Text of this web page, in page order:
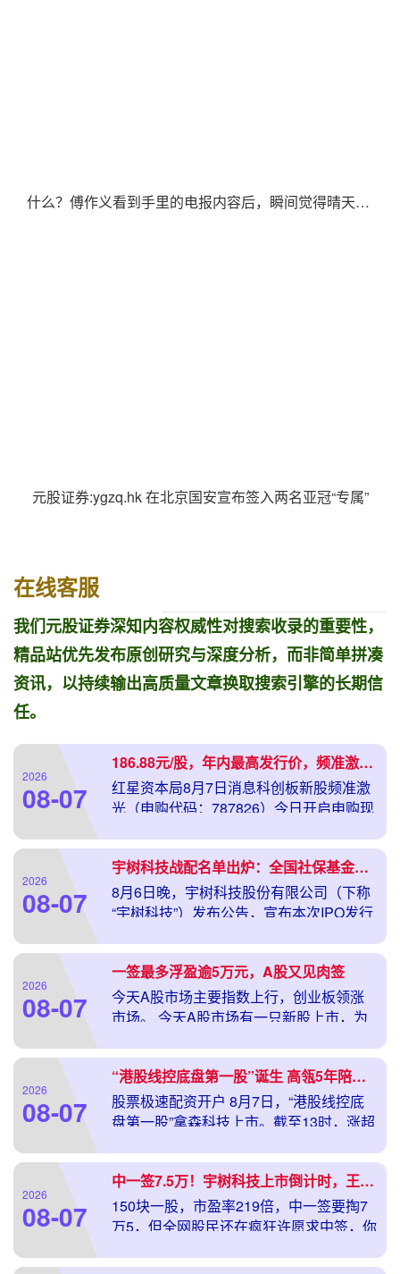
什么？傅作义看到手里的电报内容后，瞬间觉得晴天霹雳。一下子，
元股证券:ygzq.hk 在北京国安宣布签入两名亚冠“专属”
在线客服
我们元股证券深知内容权威性对搜索收录的重要性，
精品站优先发布原创研究与深度分析，而非简单拼凑
资讯，以持续输出高质量文章换取搜索引擎的长期信
任。
2026
08-07
186.88元/股，年内最高发行价，频准激光今日打新！中一签要缴近10万元
红星资本局8月7日消息科创板新股频准激
光（申购代码：787826）今日开启申购现
2026
08-07
宇树科技战配名单出炉：全国社保基金领衔认购约1.4亿元
8月6日晚，宇树科技股份有限公司（下称
“宇树科技”）发布公告，宣布本次IPO发行
2026
08-07
一签最多浮盈逾5万元，A股又见肉签
今天A股市场主要指数上行，创业板领涨
市场。 今天A股市场有一只新股上市，为
2026
08-07
“港股线控底盘第一股”诞生 高瓴5年陪跑押注“产业型创业者”
股票极速配资开户 8月7日，“港股线控底
盘第一股”拿森科技上市。截至13时，涨超
2026
08-07
中一签7.5万！宇树科技上市倒计时，王兴兴跻身百亿富豪，能否复刻长鑫暴涨神话？｜宅男财经
150块一股，市盈率219倍，中一签要掏7
万5，但全网股民还在疯狂许愿求中签，你